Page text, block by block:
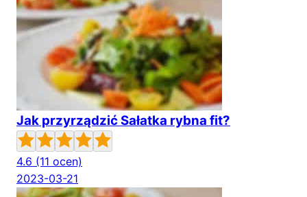
Jak przyrządzić Sałatka rybna fit?
4.6 (11 ocen)
2023-03-21